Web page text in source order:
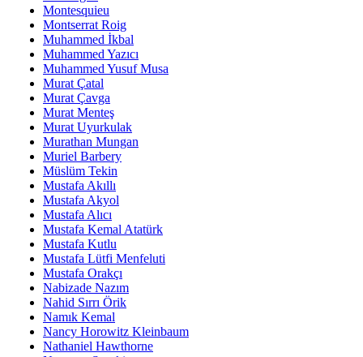
Montesquieu
Montserrat Roig
Muhammed İkbal
Muhammed Yazıcı
Muhammed Yusuf Musa
Murat Çatal
Murat Çavga
Murat Menteş
Murat Uyurkulak
Murathan Mungan
Muriel Barbery
Müslüm Tekin
Mustafa Akıllı
Mustafa Akyol
Mustafa Alıcı
Mustafa Kemal Atatürk
Mustafa Kutlu
Mustafa Lütfi Menfeluti
Mustafa Orakçı
Nabizade Nazım
Nahid Sırrı Örik
Namık Kemal
Nancy Horowitz Kleinbaum
Nathaniel Hawthorne